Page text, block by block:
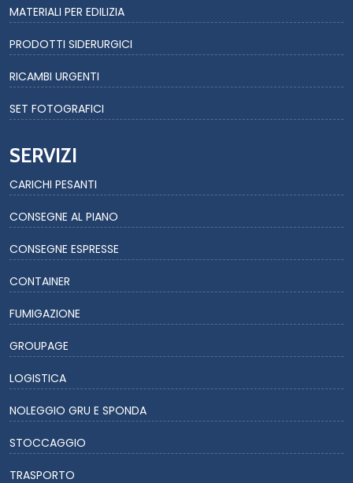
MATERIALI PER EDILIZIA
PRODOTTI SIDERURGICI
RICAMBI URGENTI
SET FOTOGRAFICI
SERVIZI
CARICHI PESANTI
CONSEGNE AL PIANO
CONSEGNE ESPRESSE
CONTAINER
FUMIGAZIONE
GROUPAGE
LOGISTICA
NOLEGGIO GRU E SPONDA
STOCCAGGIO
TRASPORTO